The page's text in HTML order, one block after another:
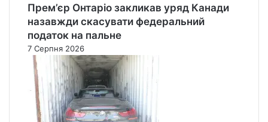
Прем’єр Онтаріо закликав уряд Канади
назавжди скасувати федеральний
податок на пальне
7 Серпня 2026